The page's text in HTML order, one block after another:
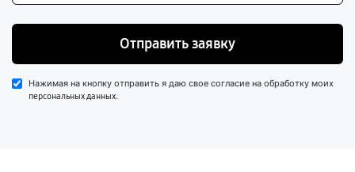
Отправить заявку
Нажимая на кнопку отправить я даю свое согласие на обработку моих
персональных данных.